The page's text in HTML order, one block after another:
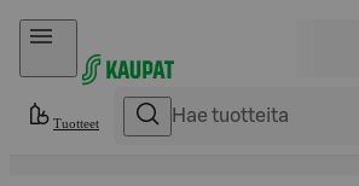
Hyppää sisältöön
Tuotteet